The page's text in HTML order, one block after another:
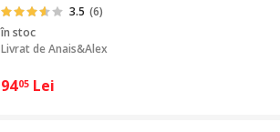
3.5 (6)
în stoc
Livrat deAnais&Alex
9405 Lei